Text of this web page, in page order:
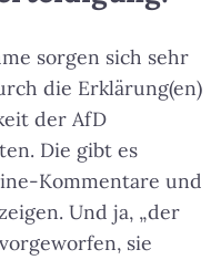
sorgen sich sehr
die Erklärung(en)
der AfD
Die gibt es
Kommentare und
Und ja, „der
sie